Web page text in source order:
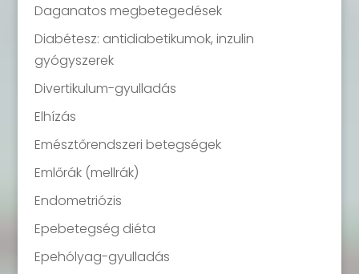
Daganatos megbetegedések
Diabétesz: antidiabetikumok, inzulin
gyógyszerek
Divertikulum-gyulladás
Elhízás
Emésztőrendszeri betegségek
Emlőrák (mellrák)
Endometriózis
Epebetegség diéta
Epehólyag-gyulladás